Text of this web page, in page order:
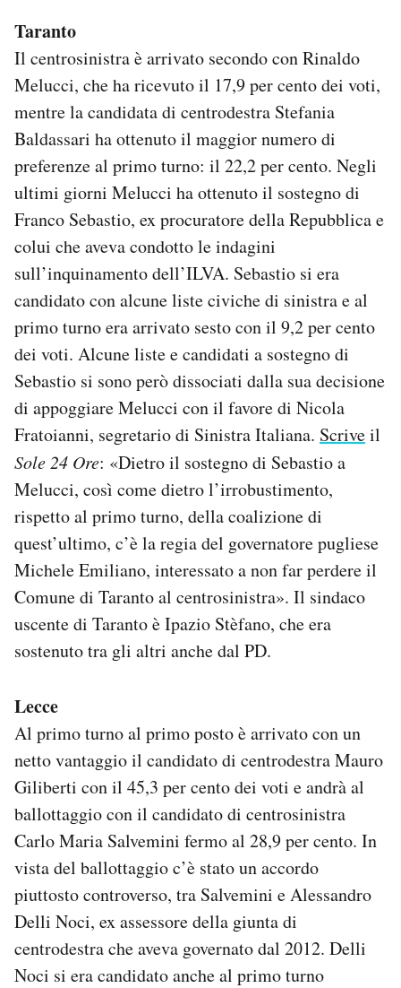
Taranto
Il centrosinistra è arrivato secondo con Rinaldo
Melucci, che ha ricevuto il 17,9 per cento dei voti,
mentre la candidata di centrodestra Stefania
Baldassari ha ottenuto il maggior numero di
preferenze al primo turno: il 22,2 per cento. Negli
ultimi giorni Melucci ha ottenuto il sostegno di
Franco Sebastio, ex procuratore della Repubblica e
colui che aveva condotto le indagini
sull’inquinamento dell’ILVA. Sebastio si era
candidato con alcune liste civiche di sinistra e al
primo turno era arrivato sesto con il 9,2 per cento
dei voti. Alcune liste e candidati a sostegno di
Sebastio si sono però dissociati dalla sua decisione
di appoggiare Melucci con il favore di Nicola
Fratoianni, segretario di Sinistra Italiana. Scriveil
Sole 24 Ore: «Dietro il sostegno di Sebastio a
Melucci, così come dietro l’irrobustimento,
rispetto al primo turno, della coalizione di
quest’ultimo, c’è la regia del governatore pugliese
Michele Emiliano, interessato a non far perdere il
Comune di Taranto al centrosinistra». Il sindaco
uscente di Taranto è Ipazio Stèfano, che era
sostenuto tra gli altri anche dal PD.
Lecce
Al primo turno al primo posto è arrivato con un
netto vantaggio il candidato di centrodestra Mauro
Giliberti con il 45,3 per cento dei voti e andrà al
ballottaggio con il candidato di centrosinistra
Carlo Maria Salvemini fermo al 28,9 per cento. In
vista del ballottaggio c’è stato un accordo
piuttosto controverso, tra Salvemini e Alessandro
Delli Noci, ex assessore della giunta di
centrodestra che aveva governato dal 2012. Delli
Noci si era candidato anche al primo turno